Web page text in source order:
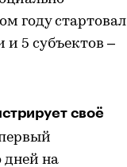
году стартовал
и 5 субъектов –
своё
дней на